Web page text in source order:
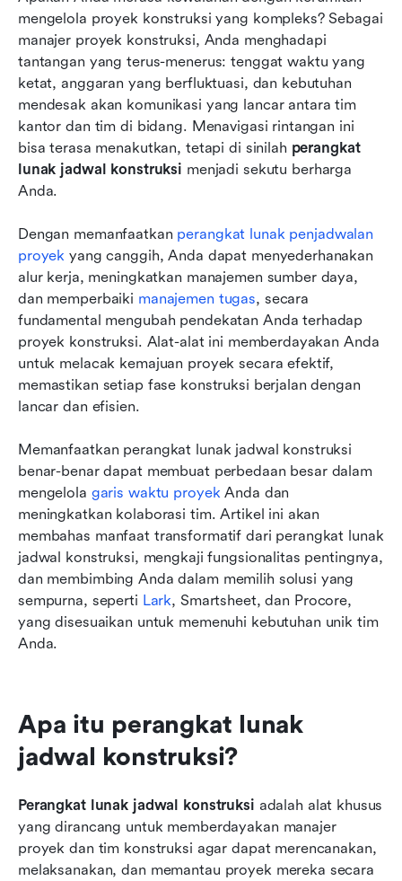
mengelola proyek konstruksi yang kompleks? Sebagai
manajer proyek konstruksi, Anda menghadapi
tantangan yang terus-menerus: tenggat waktu yang
ketat, anggaran yang berfluktuasi, dan kebutuhan
mendesak akan komunikasi yang lancar antara tim
kantor dan tim di bidang. Menavigasi rintangan ini
bisa terasa menakutkan, tetapi di sinilah perangkat
lunak jadwal konstruksi menjadi sekutu berharga
Anda.
Dengan memanfaatkan perangkat lunak penjadwalan
proyek yang canggih, Anda dapat menyederhanakan
alur kerja, meningkatkan manajemen sumber daya,
dan memperbaiki manajemen tugas, secara
fundamental mengubah pendekatan Anda terhadap
proyek konstruksi. Alat-alat ini memberdayakan Anda
untuk melacak kemajuan proyek secara efektif,
memastikan setiap fase konstruksi berjalan dengan
lancar dan efisien.
Memanfaatkan perangkat lunak jadwal konstruksi
benar-benar dapat membuat perbedaan besar dalam
mengelola garis waktu proyek Anda dan
meningkatkan kolaborasi tim. Artikel ini akan
membahas manfaat transformatif dari perangkat lunak
jadwal konstruksi, mengkaji fungsionalitas pentingnya,
dan membimbing Anda dalam memilih solusi yang
sempurna, seperti Lark, Smartsheet, dan Procore,
yang disesuaikan untuk memenuhi kebutuhan unik tim
Anda.
Apa itu perangkat lunak
jadwal konstruksi?
Perangkat lunak jadwal konstruksi adalah alat khusus
yang dirancang untuk memberdayakan manajer
proyek dan tim konstruksi agar dapat merencanakan,
melaksanakan, dan memantau proyek mereka secara
Perangkat lunak jadwal konstruksi teratas pada
tahun 2026
Memilih perangkat lunak jadwal konstruksi
terbaik untuk kebutuhan tim Anda
Masa depan perangkat lunak jadwal konstruksi:
tren yang muncul
FAQ
Bacaan terkait